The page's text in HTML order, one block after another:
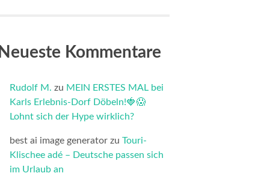
Neueste Kommentare
Rudolf M. zu MEIN ERSTES MAL bei
Karls Erlebnis-Dorf Döbeln!🍓😱
Lohnt sich der Hype wirklich?
best ai image generator zu Touri-
Klischee adé – Deutsche passen sich
im Urlaub an